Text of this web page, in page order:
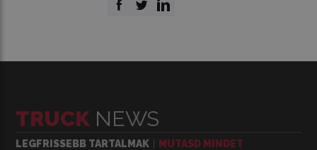
TRUCK NEWS
LEGFRISSEBB TARTALMAK MUTASD MINDET